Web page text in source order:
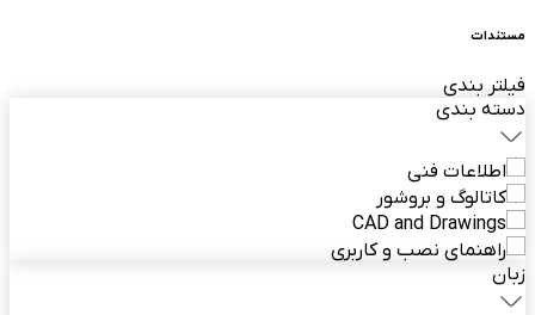
مستندات
فیلتر بندی
دسته بندی
اطلاعات فنی
کاتالوگ و بروشور
CAD and Drawings
راهنمای نصب و کاربری
زبان